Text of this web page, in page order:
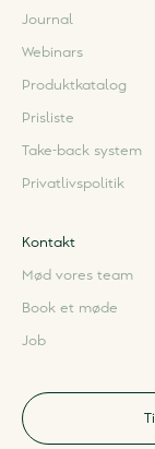
Journal
Webinars
Produktkatalog
Prisliste
Take-back system
Privatlivspolitik
Kontakt
Mød vores team
Book et møde
Job